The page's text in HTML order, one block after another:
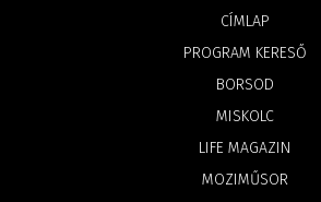
CÍMLAP
PROGRAM KERESŐ
BORSOD
MISKOLC
LIFE MAGAZIN
MOZIMŰSOR